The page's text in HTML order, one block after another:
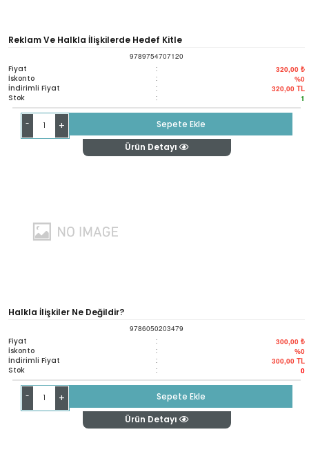
Reklam Ve Halkla İlişkilerde Hedef Kitle
9789754707120
Fiyat : 320,00 ₺
İskonto : %0
İndirimli Fiyat : 320,00 TL
Stok : 1
- +
Sepete Ekle
Ürün Detayı
Halkla İlişkiler Ne Değildir?
9786050203479
Fiyat : 300,00 ₺
İskonto : %0
İndirimli Fiyat : 300,00 TL
Stok : 0
- +
Sepete Ekle
Ürün Detayı